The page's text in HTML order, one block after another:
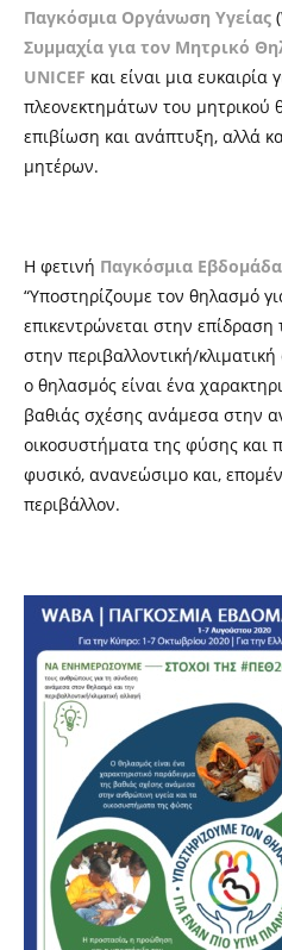
Παγκόσμια Οργάνωση Υγείας
Συμμαχία για τον Μητρικό
UNICEF και είναι μια ευκαιρία
πλεονεκτημάτων του μητρικού
επιβίωση και ανάπτυξη, αλλά
μητέρων.
Η φετινή Παγκόσμια
“Υποστηρίζουμε τον θηλασμό
επικεντρώνεται στην
στην περιβαλλοντική/
ο θηλασμός είναι ένα
βαθιάς σχέσης ανάμεσα στην
οικοσυστήματα της φύσης και
φυσικό, ανανεώσιμο και,
περιβάλλον.